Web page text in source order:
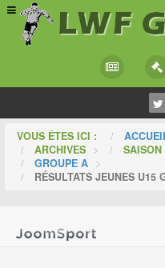
VOUS ÊTES ICI :
ARCHIVES >
GROUPE A >
RÉSULTATS JEUNES U15